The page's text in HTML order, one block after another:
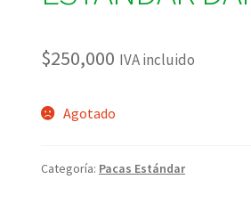
$250,000 IVA incluido
Agotado
Categoría: Pacas Estándar